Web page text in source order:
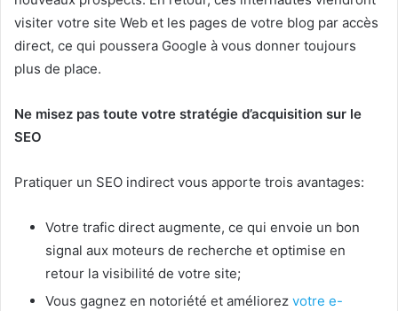
visiter votre site Web et les pages de votre blog par accès
direct, ce qui poussera Google à vous donner toujours
plus de place.
Ne misez pas toute votre stratégie d’acquisition sur le
SEO
Pratiquer un SEO indirect vous apporte trois avantages:
Votre trafic direct augmente, ce qui envoie un bon
signal aux moteurs de recherche et optimise en
retour la visibilité de votre site;
Vous gagnez en notoriété et améliorez votre e-